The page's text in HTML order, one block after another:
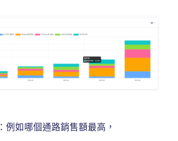
：例如哪個通路銷售額最高，